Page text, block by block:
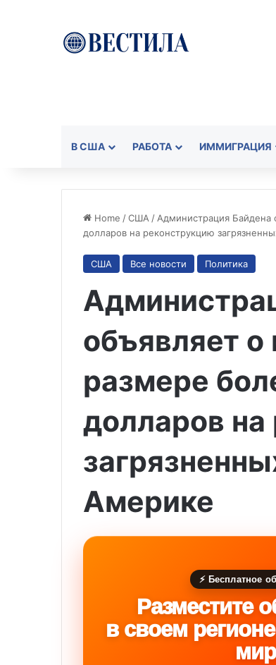
В США РАБОТА ИММИГРАЦИЯ
Home /США / Администрация Байдена
долларов на реконструкцию
США Все новости Политика
объявляет о
размере
долларов
Америке
⚡ Бесплатное
Разместите
в своем